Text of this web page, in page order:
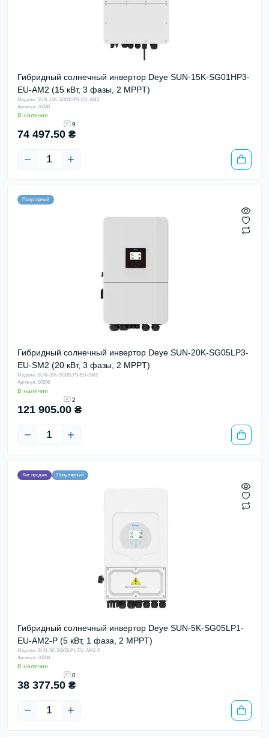
Гибридный солнечный инвертор Deye SUN-15K-SG01HP3-
EU-AM2 (15 кВт, 3 фазы, 2 MPPT)
Модель: SUN-15K-SG01HP3-EU-AM2
Артикул: 00340
В наличии
9
74 497.50 ₴
Популярный
Гибридный солнечный инвертор Deye SUN-20K-SG05LP3-
EU-SM2 (20 кВт, 3 фазы, 2 MPPT)
Модель: SUN-20K-SG05LP3-EU-SM2
Артикул: 00346
В наличии
2
121 905.00 ₴
Хит продаж Популярный
Гибридный солнечный инвертор Deye SUN-5K-SG05LP1-
EU-AM2-P (5 кВт, 1 фаза, 2 MPPT)
Модель: SUN-5K-SG05LP1-EU-AM2-P
Артикул: 00298
В наличии
0
38 377.50 ₴